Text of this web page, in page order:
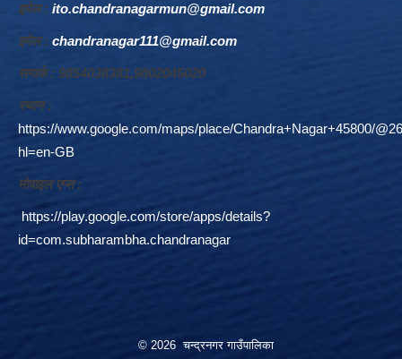
इमेल : ito.chandranagarmun@gmail.com
इमेल : chandranagar111@gmail.com
सम्पर्क : 9854038381,9802045020
स्थान :
https://www.google.com/maps/place/Chandra+Nagar+45800/
hl=en-GB
माेवाइल एप्स :
https://play.google.com/store/apps/details?
id=com.subharambha.chandranagar
© 2026 चन्द्रनगर गाउँपालिका